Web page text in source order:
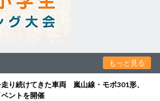
もっと見る
り続けてきた車両 嵐山線・モボ301形、
ントを開催